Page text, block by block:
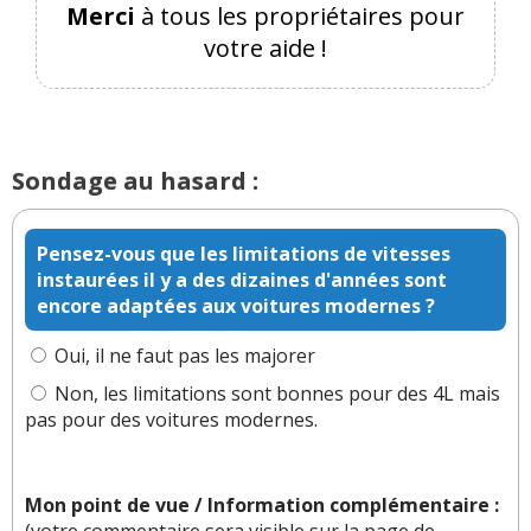
(Votre post sera visible sous le commentaire)
Il y a un soupçon de Scénic 1 dans le ligne du Xsara
Picasso, non?
Il y a 1 réaction(s) sur ce commentaire :
ParAdmin
ADMINISTRATEUR DU SITE
custode à l'avant ...
Merci à tous les propriétaires pour
votre aide !
Sondage au hasard :
Pensez-vous que les limitations de vitesses
instaurées il y a des dizaines d'années sont
encore adaptées aux voitures modernes ?
Oui, il ne faut pas les majorer
Non, les limitations sont bonnes pour des 4L mais
pas pour des voitures modernes.
Mon point de vue / Information complémentaire :